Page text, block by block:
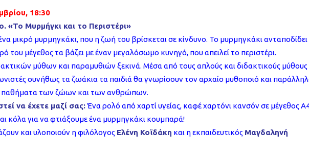
18:30
«Το Μυρμήγκι και το Περιστέρι»
μικρό μυρμηγκάκι, που η ζωή του βρίσκεται σε κίνδυνο. Το μυρμηγκάκι
του μέγεθος τα βάζει με έναν μεγαλόσωμο κυνηγό, που απειλεί το περιστέρι.
μύθων και παραμυθιών ξεκινά. Μέσα από τους απλούς και διδακτικούς μύθους
συνήθως τα ζωάκια τα παιδιά θα γνωρίσουν τον αρχαίο μυθοποιό και
παθήματα των ζώων και των ανθρώπων.
να έχετε μαζί σας:Ένα ρολό από χαρτί υγείας, καφέ χαρτόνι κανσόν σε μέγεθος
κόλα για να φτιάξουμε ένα μυρμηγκάκι κουμπαρά!
και υλοποιούν η φιλόλογος Ελένη Κοϊδάκη και η εκπαιδευτικός Μαγδαληνή